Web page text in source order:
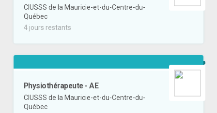
CIUSSS de la Mauricie-et-du-Centre-du-
Québec
4 jours restants
Physiothérapeute - AE
CIUSSS de la Mauricie-et-du-Centre-du-
Québec